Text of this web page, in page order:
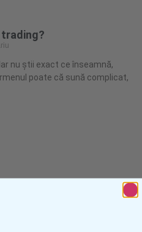
nu știi exact ce înseamnă,
poate că sună complicat,